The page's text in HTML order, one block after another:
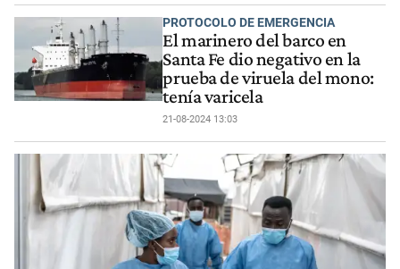
PROTOCOLO DE EMERGENCIA
El marinero del barco en
Santa Fe dio negativo en la
prueba de viruela del mono:
tenía varicela
21-08-2024 13:03